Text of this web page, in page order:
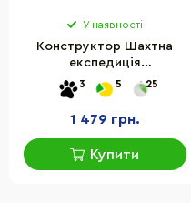
У наявності
Конструктор Шахтна
експедиція
"Броненосець" LEGO
21269, 247 деталей
3 5 25
1 479 грн.
Купити